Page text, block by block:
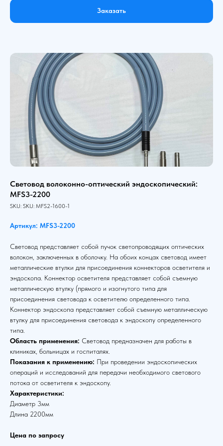
Заказать
Световод волоконно-оптический эндоскопический:
MFS3-2200
SKU: SKU: MFS2-1600-1
Артикул: MFS3-2200
Световод представляет собой пучок светопроводящих оптических
волокон, заключенных в оболочку. На обоих концах световод имеет
металлические втулки для присоединения коннекторов осветителя и
эндоскопа. Коннектор осветителя представляет собой съемную
металлическую втулку (прямого и изогнутого типа для
присоединения световода к осветителю определенного типа.
Коннектор эндоскопа представляет собой съемную металлическую
втулку для присоединения световода к эндоскопу определенного
типа.
Область применения: Световод предназначен для работы в
клиниках, больницах и госпиталях.
Показания к применению: При проведении эндоскопических
операций и исследований для передачи необходимого светового
потока от осветителя к эндоскопу.
Характеристики:
Диаметр 3мм
Длина 2200мм
Цена по запросу